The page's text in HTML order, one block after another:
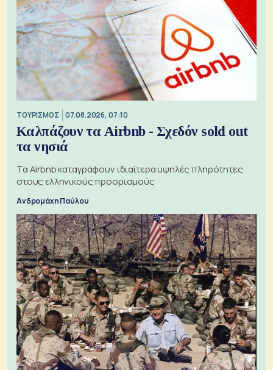
ΤΟΥΡΙΣΜΟΣ 07.08.2026, 07:10
Καλπάζουν τα Airbnb - Σχεδόν sold out
τα νησιά
Τα Airbnb καταγράφουν ιδιαίτερα υψηλές πληρότητες
στους ελληνικούς προορισμούς
Ανδρομάχη Παύλου